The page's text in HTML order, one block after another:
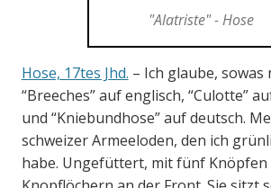
"Alatriste" - Hose
Hose, 17tes Jhd. – Ich glaube, sowas
“Breeches” auf englisch, “Culotte”
und “Kniebundhose” auf deutsch.
schweizer Armeeloden, den ich
habe. Ungefüttert, mit fünf Knöpfen